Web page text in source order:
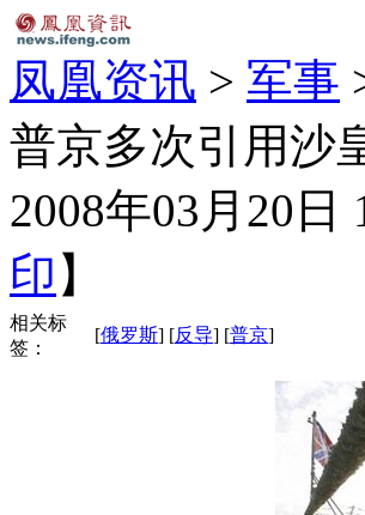
凤凰资讯 > 军事
普京多次引用沙
2008年03月20日
印 】
相关标
签：
[俄罗斯] [反导] [普京]